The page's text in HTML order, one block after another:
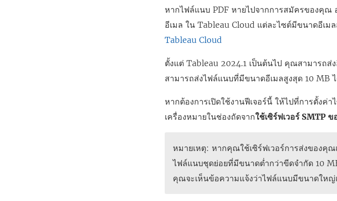
หากไฟล์แนบ PDF หายไปจากการสมัครของคุณ
อีเมล ใน Tableau Cloud แต่ละไซต์มีขนาดอีเม
Tableau Cloud
ตั้งแต่ Tableau 2024.1 เป็นต้นไป คุณสามารถส่
สามารถส่งไฟล์แนบที่มีขนาดอีเมลสูงสุด 10 MB
หากต้องการเปิดใช้งานฟีเจอร์นี้ ให้ไปที่การตั้งค่
เครื่องหมายในช่องถัดจากใช้เซิร์ฟเวอร์ SMTP
หมายเหตุ: หากคุณใช้เซิร์ฟเวอร์การส่งของคุ
ไฟล์แนบชุดย่อยที่มีขนาดต่ำกว่าขีดจำกัด 10
คุณจะเห็นข้อความแจ้งว่าไฟล์แนบมีขนาดใหญ่